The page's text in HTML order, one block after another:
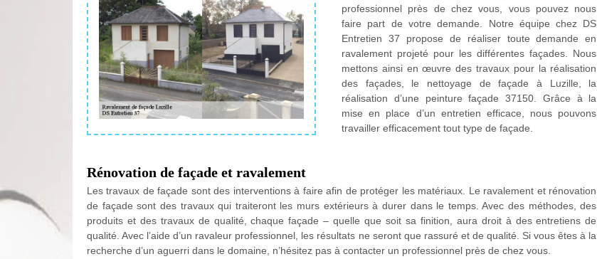
professionnel près de chez vous, vous pouvez nous
faire part de votre demande. Notre équipe chez DS
Entretien 37 propose de réaliser toute demande en
ravalement projeté pour les différentes façades. Nous
mettons ainsi en œuvre des travaux pour la réalisation
des façades, le nettoyage de façade à Luzille, la
réalisation d’une peinture façade 37150. Grâce à la
mise en place d’un entretien efficace, nous pouvons
travailler efficacement tout type de façade.
Rénovation de façade et ravalement
Les travaux de façade sont des interventions à faire afin de protéger les matériaux. Le ravalement et rénovation
de façade sont des travaux qui traiteront les murs extérieurs à durer dans le temps. Avec des méthodes, des
produits et des travaux de qualité, chaque façade – quelle que soit sa finition, aura droit à des entretiens de
qualité. Avec l’aide d’un ravaleur professionnel, les résultats ne seront que rassuré et de qualité. Si vous êtes à la
recherche d’un aguerri dans le domaine, n’hésitez pas à contacter un professionnel près de chez vous.